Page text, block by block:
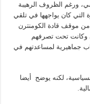
ورغم الظروف الرهيبة
التي كان يواجهها في تلقي
من موقف قادة الكومنترن
وكانت تحت تصرفهم
جماهيرية لمساعدتهم في
لكنه يوضح أيضا